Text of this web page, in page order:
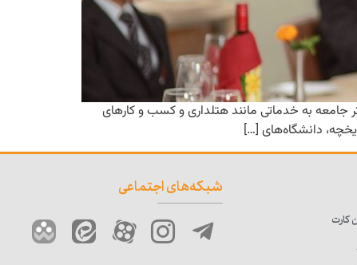
جامعه به خدماتی مانند هتلداری و کسب و کارهای
دانشگاه‌های […]
کارت
شبکه‌های اجتماعی